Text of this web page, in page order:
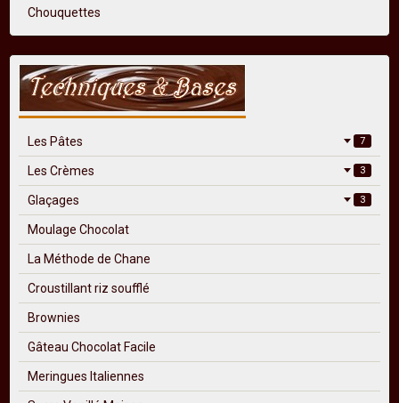
Chouquettes
Les Pâtes 7
Les Crèmes 3
Glaçages 3
Moulage Chocolat
La Méthode de Chane
Croustillant riz soufflé
Brownies
Gâteau Chocolat Facile
Meringues Italiennes